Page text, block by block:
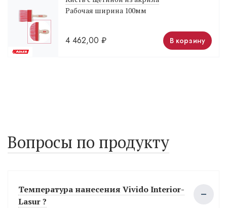
Рабочая ширина 100мм
4 462,00 ₽ В корзину
Вопросы по продукту
Температура нанесения Vivido Interior-
Lasur ?